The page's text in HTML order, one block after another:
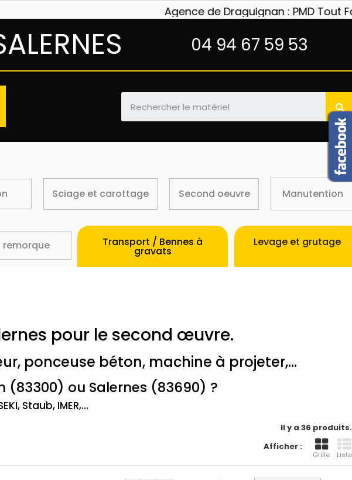
Agence de Draguignan : PMD Tout
04 94 67 59 53
Sciage et carottage Second oeuvre Manutention
remorque Transport / Bennes à
gravats
Levage et grutage
pour le second œuvre.
ponceuse béton, machine à projeter,...
ou Salernes (83690) ?
Staub, IMER,...
Il y a 36 produits.
Afficher :
Grille Liste